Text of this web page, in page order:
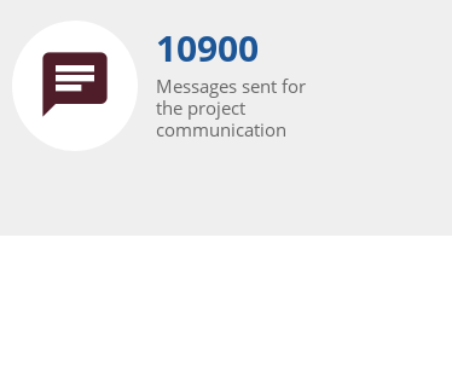
10900
Messages sent for
the project
communication